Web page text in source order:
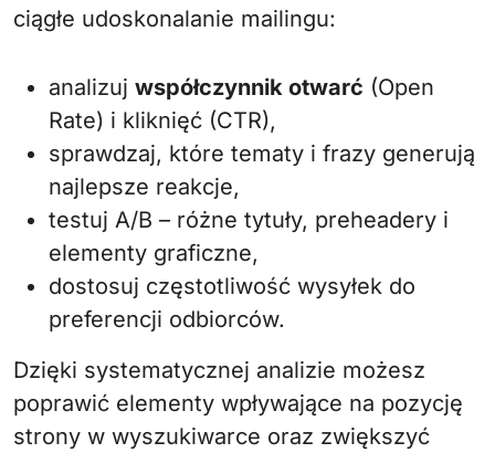
ciągłe udoskonalanie mailingu:
analizuj współczynnik otwarć (Open
Rate) i kliknięć (CTR),
sprawdzaj, które tematy i frazy generują
najlepsze reakcje,
testuj A/B – różne tytuły, preheadery i
elementy graficzne,
dostosuj częstotliwość wysyłek do
preferencji odbiorców.
Dzięki systematycznej analizie możesz
poprawić elementy wpływające na pozycję
strony w wyszukiwarce oraz zwiększyć